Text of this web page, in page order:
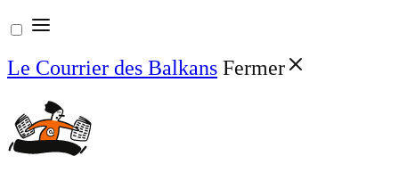
Aller
au
contenu
Le Courrier des Balkans Fermer